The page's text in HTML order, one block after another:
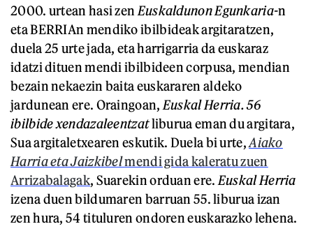
2000. urtean hasi zen Euskaldunon Egunkaria-n
eta BERRIAn mendiko ibilbideak argitaratzen,
duela 25 urte jada, eta harrigarria da euskaraz
idatzi dituen mendi ibilbideen corpusa, mendian
bezain nekaezin baita euskararen aldeko
jardunean ere. Oraingoan, Euskal Herria. 56
ibilbide xendazaleentzatliburua eman du argitara,
Sua argitaletxearen eskutik. Duela bi urte,Aiako
Harria eta Jaizkibelmendi gida kaleratu zuen
Arrizabalagak, Suarekin orduan ere. Euskal Herria
izena duen bildumaren barruan 55. liburua izan
zen hura, 54 tituluren ondoren euskarazko lehena.